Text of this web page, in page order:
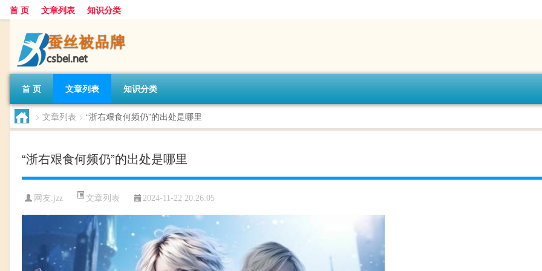
首 页 文章列表 知识分类
首 页 文章列表 知识分类
> 文章列表 > “浙右艰食何频仍”的出处是哪里
“浙右艰食何频仍”的出处是哪里
网友:jzz 文章列表 2024-11-22 20:26:05